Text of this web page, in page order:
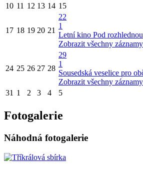
10 11 12 13 14 15
17 18 19 20 21
22
1
Letní kino Pod rozhlednou
Zobrazit všechny
24 25 26 27 28
29
1
Sousedská veselice pro
Zobrazit všechny
31 1 2 3 4 5
Fotogalerie
Náhodná fotogalerie